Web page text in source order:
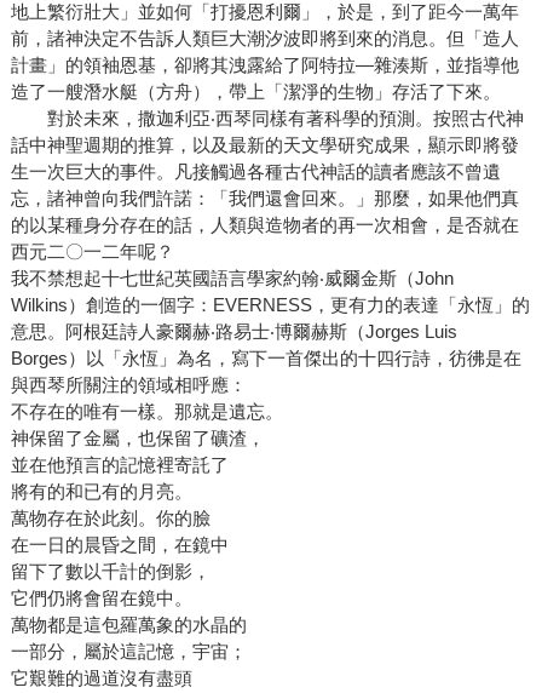
地上繁衍壯大」並如何「打擾恩利爾」，於是，到了距今一萬年
前，諸神決定不告訴人類巨大潮汐波即將到來的消息。但「造人
計畫」的領袖恩基，卻將其洩露給了阿特拉—雜湊斯，並指導他
造了一艘潛水艇（方舟），帶上「潔淨的生物」存活了下來。
對於未來，撒迦利亞‧西琴同樣有著科學的預測。按照古代神
話中神聖週期的推算，以及最新的天文學研究成果，顯示即將發
生一次巨大的事件。凡接觸過各種古代神話的讀者應該不曾遺
忘，諸神曾向我們許諾：「我們還會回來。」那麼，如果他們真
的以某種身分存在的話，人類與造物者的再一次相會，是否就在
西元二〇一二年呢？
我不禁想起十七世紀英國語言學家約翰‧威爾金斯（John
Wilkins）創造的一個字：EVERNESS，更有力的表達「永恆」的
意思。阿根廷詩人豪爾赫‧路易士‧博爾赫斯（Jorges Luis
Borges）以「永恆」為名，寫下一首傑出的十四行詩，彷彿是在
與西琴所關注的領域相呼應：
不存在的唯有一樣。那就是遺忘。
神保留了金屬，也保留了礦渣，
並在他預言的記憶裡寄託了
將有的和已有的月亮。
萬物存在於此刻。你的臉
在一日的晨昏之間，在鏡中
留下了數以千計的倒影，
它們仍將會留在鏡中。
萬物都是這包羅萬象的水晶的
一部分，屬於這記憶，宇宙；
它艱難的過道沒有盡頭